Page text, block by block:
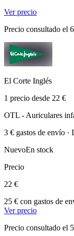
Ver precio
Precio consultado el
El Corte Inglés
1 precio desde 22 €
OTL - Auriculares
3 € gastos de envío ·
NuevoEn stock
Precio
22 €
25 € con gastos de
Ver precio
Precio consultado el